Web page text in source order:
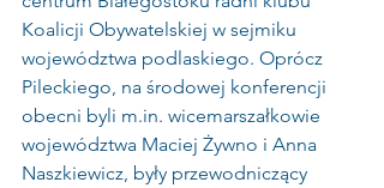
Koalicji Obywatelskiej w sejmiku
województwa podlaskiego. Oprócz
Pileckiego, na środowej konferencji
obecni byli m.in. wicemarszałkowie
województwa Maciej Żywno i Anna
Naszkiewicz, były przewodniczący